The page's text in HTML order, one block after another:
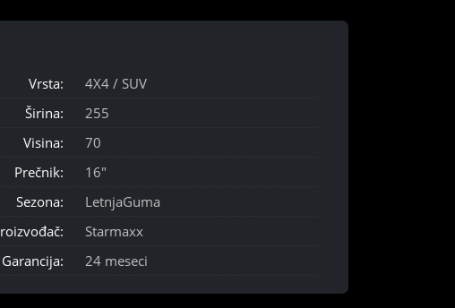
Vrsta:
4X4 / SUV
Širina:
255
Visina:
70
Prečnik:
16"
Sezona:
LetnjaGuma
Starmaxx
Garancija:
24 meseci